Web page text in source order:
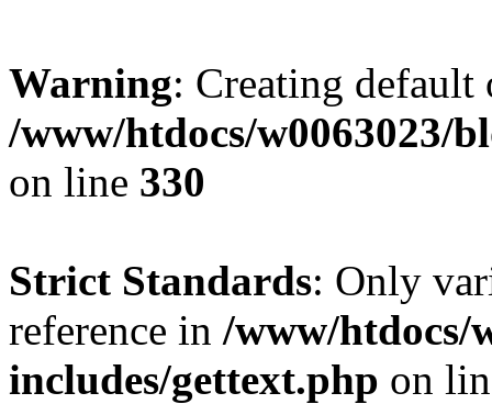
Warning: Creating
/www/htdocs/w0063023/
on line 330
Strict Standards: Only
reference in /www/htdocs/
includes/gettext.php on